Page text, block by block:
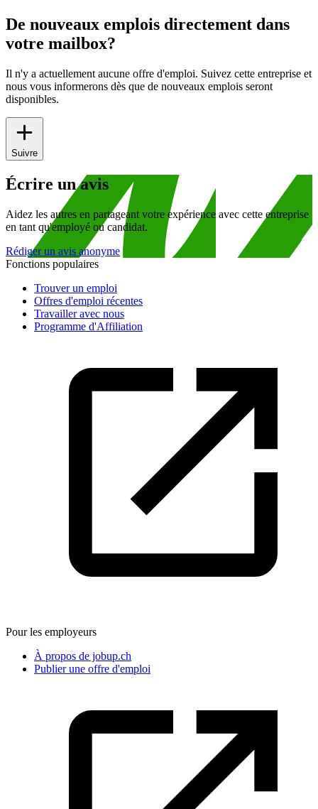
De nouveaux emplois directement dans
votre mailbox?
Il n'y a actuellement aucune offre d'emploi. Suivez cette entreprise et
nous vous informerons dès que de nouveaux emplois seront
disponibles.
Suivre
Écrire un avis
Aidez les autres en partageant votre expérience avec cette entreprise
en tant qu'employé ou candidat.
Rédiger un avis anonyme
Fonctions populaires
Trouver un emploi
Offres d'emploi récentes
Travailler avec nous
Programme d'Affiliation
Pour les employeurs
À propos de jobup.ch
Publier une offre d'emploi